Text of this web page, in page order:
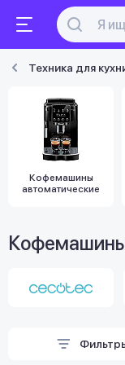
Техника для
Кофемашины
автоматические